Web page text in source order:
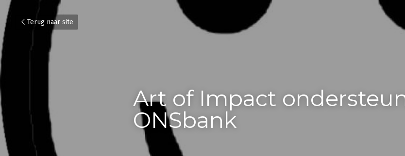
Terug naar site
Art of Impact
ONSbank